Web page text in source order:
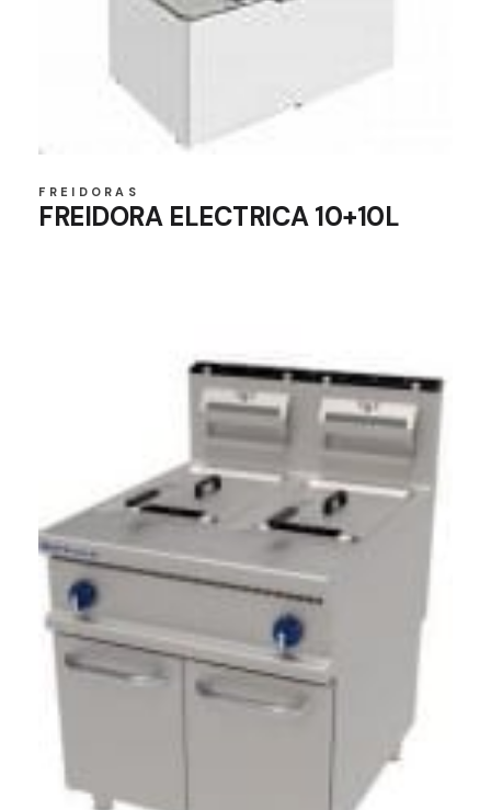
FREIDORAS
FREIDORA ELECTRICA 10+10L